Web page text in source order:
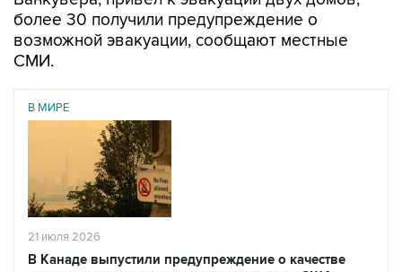
более 30 получили предупреждение о
возможной эвакуации, сообщают местные
СМИ.
В МИРЕ
21 июля 2026
В Канаде выпустили предупреждение о качестве